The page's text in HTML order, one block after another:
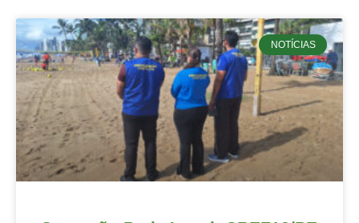
NOTÍCIAS